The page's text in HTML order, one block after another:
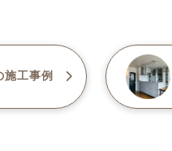
施工事例